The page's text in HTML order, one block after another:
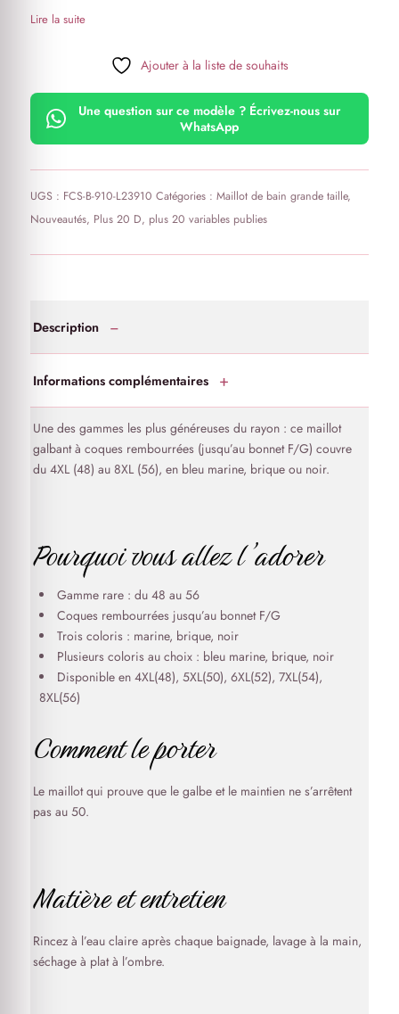
Modèle à coque rembourrée qui convient jusqu’à un
Lire la suite
Ajouter à la liste de souhaits
Une question sur ce modèle ? Écrivez-nous sur
WhatsApp
UGS : FCS-B-910-L23910 Catégories : Maillot de bain grande taille,
Nouveautés, Plus 20 D, plus 20 variables publies
Description
Informations complémentaires
Une des gammes les plus généreuses du rayon : ce maillot
galbant à coques rembourrées (jusqu’au bonnet F/G) couvre
du 4XL (48) au 8XL (56), en bleu marine, brique ou noir.
Pourquoi vous allez l’adorer
Gamme rare : du 48 au 56
Coques rembourrées jusqu’au bonnet F/G
Trois coloris : marine, brique, noir
Plusieurs coloris au choix : bleu marine, brique, noir
Disponible en 4XL(48), 5XL(50), 6XL(52), 7XL(54),
8XL(56)
Comment le porter
Le maillot qui prouve que le galbe et le maintien ne s’arrêtent
pas au 50.
Matière et entretien
Rincez à l’eau claire après chaque baignade, lavage à la main,
séchage à plat à l’ombre.